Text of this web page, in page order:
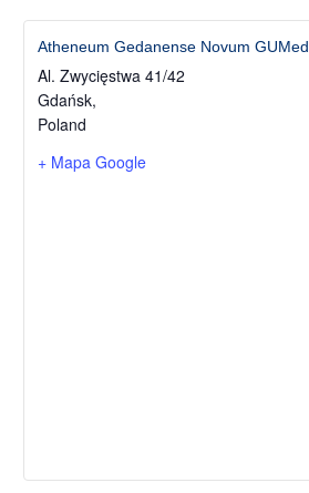
Atheneum Gedanense Novum GUMed
Al. Zwycięstwa 41/42
Gdańsk,
Poland
+ Mapa Google